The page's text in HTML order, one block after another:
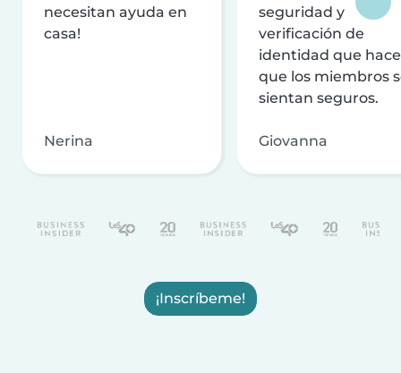
necesitan ayuda en
casa!
Nerina
seguridad y
verificación de
identidad que
que los miembros
sientan seguros.
Giovanna
¡Inscríbeme!